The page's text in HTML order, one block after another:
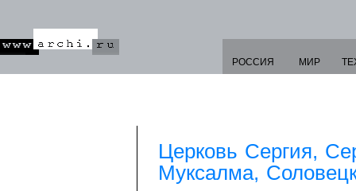
РОССИЯ МИР
Церковь Сергия,
Муксалма,